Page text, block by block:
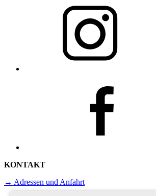
KONTAKT
→ Adressen und Anfahrt